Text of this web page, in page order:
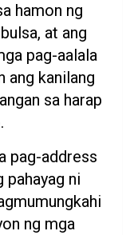
hamon ng
at ang
pag-aalala
ang kanilang
sa harap
pag-address
pahayag ni
ng mga